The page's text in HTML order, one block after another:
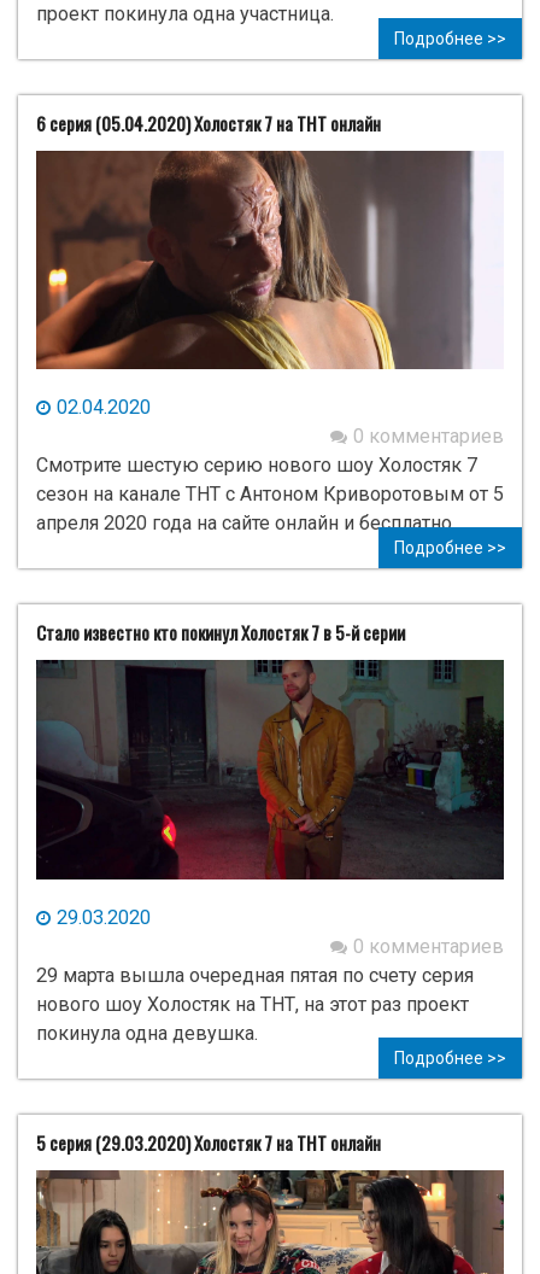
проект покинула одна участница.
Подробнее >>
6 серия (05.04.2020) Холостяк 7 на ТНТ онлайн
02.04.2020
0 комментариев
Смотрите шестую серию нового шоу Холостяк 7
сезон на канале ТНТ с Антоном Криворотовым от 5
апреля 2020 года на сайте онлайн и бесплатно.
Подробнее >>
Стало известно кто покинул Холостяк 7 в 5-й серии
29.03.2020
0 комментариев
29 марта вышла очередная пятая по счету серия
нового шоу Холостяк на ТНТ, на этот раз проект
покинула одна девушка.
Подробнее >>
5 серия (29.03.2020) Холостяк 7 на ТНТ онлайн